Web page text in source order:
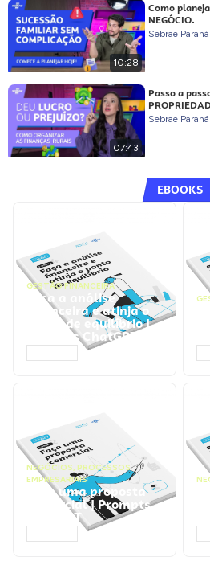
10:28
Como
NEGÓCIO.
Sebrae Paraná
07:43
Passo a
Sebrae Paraná
EBOOKS
GESTÃO FINANCEIRA
Faça a análise
financeira e atinja o
ponto de equilíbrio |
Prompts ChatGPT
NEGÓCIOS, PROCESSOS
EMPRESARIAIS
Faça uma proposta
comercial | Prompts
ChatGPT